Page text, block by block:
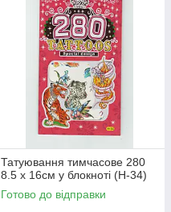
Татуювання тимчасове 280
8.5 х 16см у блокноті (H-34)
Готово до відправки